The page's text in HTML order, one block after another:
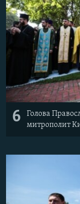
6
Голова
митрополит